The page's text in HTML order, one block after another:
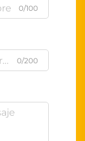
0/100
0/200